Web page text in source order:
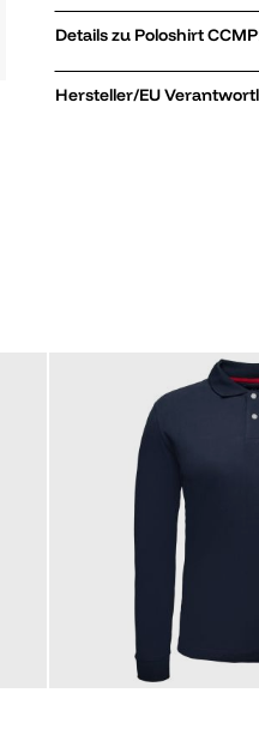
Details zu
Hersteller/EU
189,00 €